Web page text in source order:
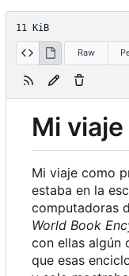
11 KiB
Raw
Mi viaje
Mi viaje como
estaba en la
computadoras
World Book
con ellas algún
que esas